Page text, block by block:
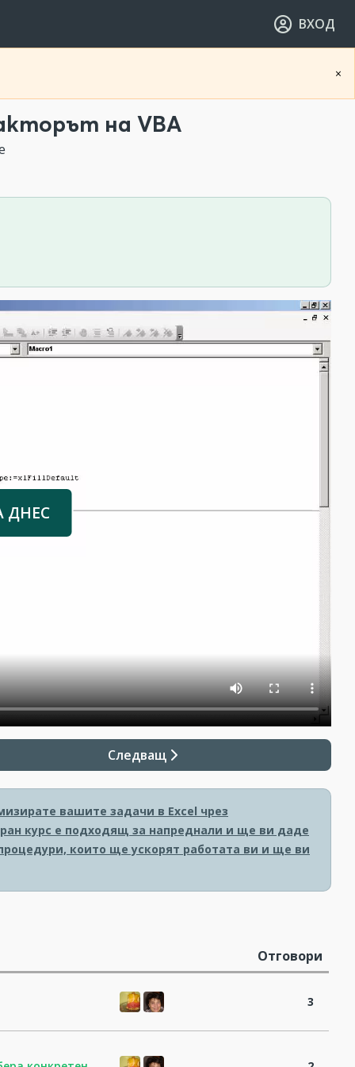
ВХОД
×
на VBA
ДНЕС
Следващ
вашите задачи в Excel чрез
курс е подходящ за напреднали и ще ви даде
които ще ускорят работата ви и ще ви
Отговори
3